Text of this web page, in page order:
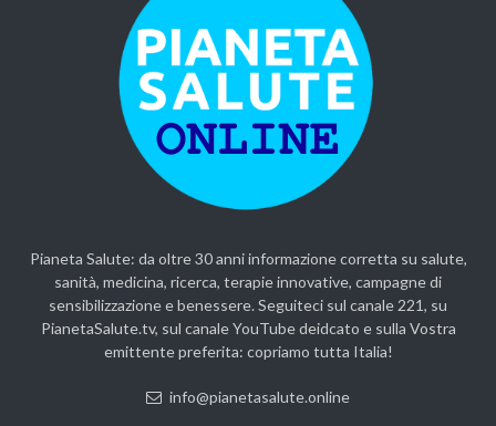
Pianeta Salute: da oltre 30 anni informazione corretta su salute,
sanità, medicina, ricerca, terapie innovative, campagne di
sensibilizzazione e benessere. Seguiteci sul canale 221, su
PianetaSalute.tv, sul canale YouTube deidcato e sulla Vostra
emittente preferita: copriamo tutta Italia!
info@pianetasalute.online